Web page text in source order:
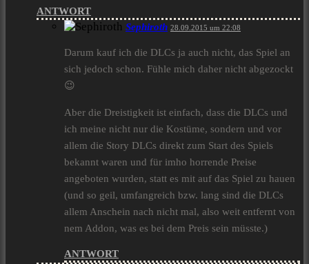
ANTWORT
Sephiroth 28.09.2015 um 22:08
Darum kauf ich die DLCs ja auch nicht, das Spiel an
sich jedoch schon. Fühle mich daher nicht abgezockt
😉
Aber die Dreistigkeit ist einfach, dass die DLCs und
ich meine nicht nur die Kostüme, sondern und vor
allem die Story DLCs direkt zum Start des Spiels
bekannt waren und für imho horrende Preise
angeboten wurden, statt es mit auf das Spiel zu hauen
(und so geil, umfangreich bzw. lang sind die DLCs
allem Anschein nach nicht mal, also weit entfernt von
nem Addon, was es bei dem Preis sein müsste.)
ANTWORT